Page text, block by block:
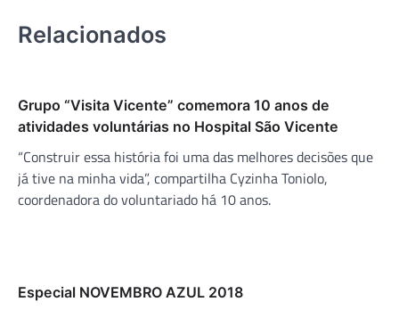
Relacionados
Grupo “Visita Vicente” comemora 10 anos de
atividades voluntárias no Hospital São Vicente
“Construir essa história foi uma das melhores decisões que
já tive na minha vida”, compartilha Cyzinha Toniolo,
coordenadora do voluntariado há 10 anos.
Especial NOVEMBRO AZUL 2018